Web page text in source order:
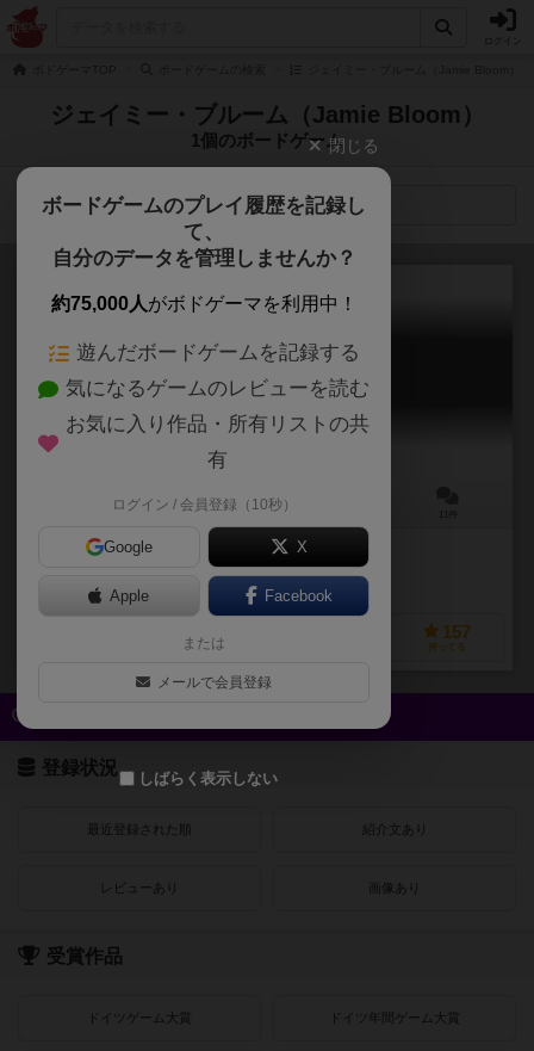
ジェイミー・ブルーム（Jamie Bloom）
1個のボードゲーム
検索メニュー
ライフ・オブ・ジ・アマゾニア
Life of the Amazonia
60～150分
作品説明文の編集者を募集中
経験あり
157
持ってる
登録状況
最近登録された順 紹介文あり
レビューあり 画像あり
受賞作品
ドイツゲーム大賞 ドイツ年間ゲーム大賞
閉じる
ボードゲームのプレイ履歴を記録し
て、
自分のデータを管理しませんか？
約75,000人がボドゲーマを利用中！
遊んだボードゲームを記録する
気になるゲームのレビューを読む
お気に入り作品・所有リストの共
有
ログイン / 会員登録（10秒）
Google X
Apple Facebook
または
メールで会員登録
しばらく表示しない